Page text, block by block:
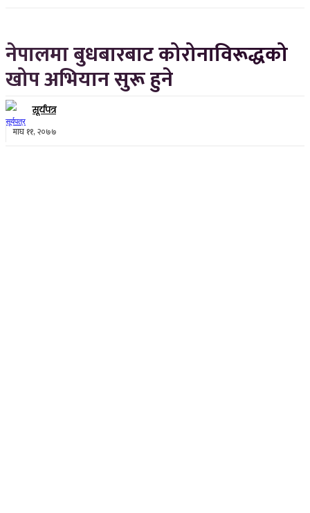
नेपालमा बुधबारबाट कोरोनाविरूद्धको
खोप अभियान सुरू हुने
सूर्यपत्र
माघ ११, २०७७